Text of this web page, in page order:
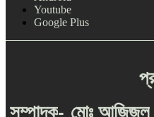
Youtube
Google Plus
সম্পাদক- মোঃ আজিজুল